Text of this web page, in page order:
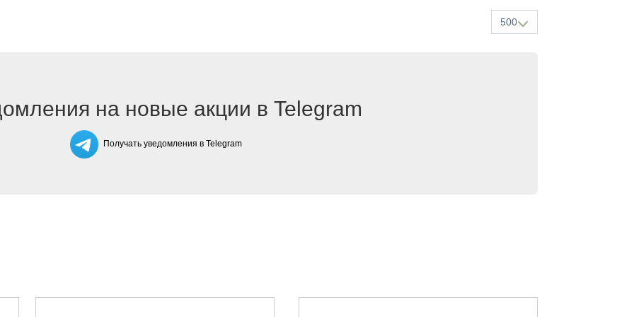
500
на новые акции в Telegram
Получать уведомления в Telegram